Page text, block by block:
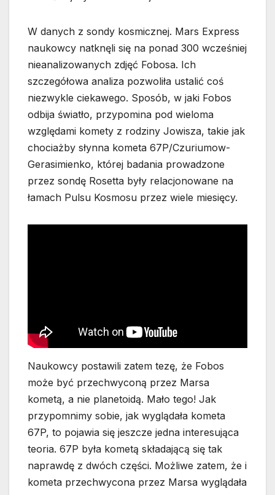
W danych z sondy kosmicznej. Mars Express
naukowcy natknęli się na ponad 300 wcześniej
nieanalizowanych zdjęć Fobosa. Ich
szczegółowa analiza pozwoliła ustalić coś
niezwykle ciekawego. Sposób, w jaki Fobos
odbija światło, przypomina pod wieloma
względami komety z rodziny Jowisza, takie jak
chociażby słynna kometa 67P/Czuriumow-
Gerasimienko, której badania prowadzone
przez sondę Rosetta były relacjonowane na
łamach Pulsu Kosmosu przez wiele miesięcy.
Naukowcy postawili zatem tezę, że Fobos
może być przechwyconą przez Marsa
kometą, a nie planetoidą. Mało tego! Jak
przypomnimy sobie, jak wyglądała kometa
67P, to pojawia się jeszcze jedna interesująca
teoria. 67P była kometą składającą się tak
naprawdę z dwóch części. Możliwe zatem, że i
kometa przechwycona przez Marsa wyglądała